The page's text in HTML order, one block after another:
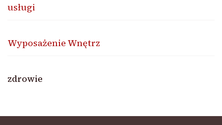
usługi
Wyposażenie Wnętrz
zdrowie